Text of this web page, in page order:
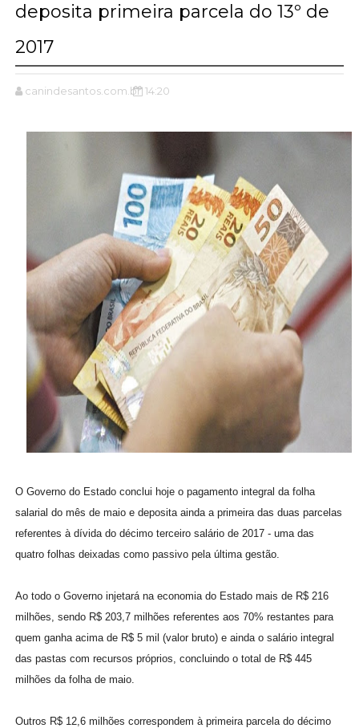
deposita primeira parcela do 13º de
2017
canindesantos.com.br 14:20
O Governo do Estado conclui hoje o pagamento integral da folha
salarial do mês de maio e deposita ainda a primeira das duas parcelas
referentes à dívida do décimo terceiro salário de 2017 - uma das
quatro folhas deixadas como passivo pela última gestão.
Ao todo o Governo injetará na economia do Estado mais de R$ 216
milhões, sendo R$ 203,7 milhões referentes aos 70% restantes para
quem ganha acima de R$ 5 mil (valor bruto) e ainda o salário integral
das pastas com recursos próprios, concluindo o total de R$ 445
milhões da folha de maio.
Outros R$ 12,6 milhões correspondem à primeira parcela do décimo